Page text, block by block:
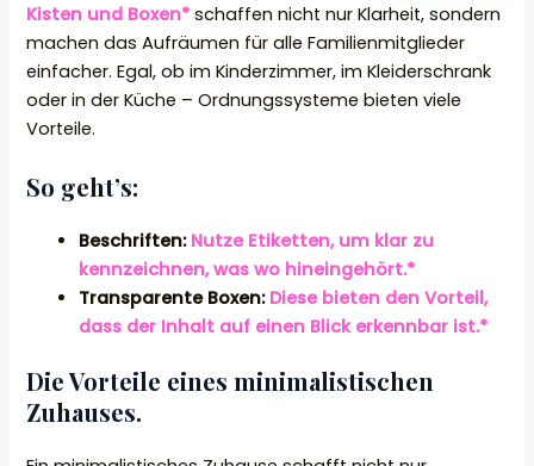
Kisten und Boxen* schaffen nicht nur Klarheit, sondern
machen das Aufräumen für alle Familienmitglieder
einfacher. Egal, ob im Kinderzimmer, im Kleiderschrank
oder in der Küche – Ordnungssysteme bieten viele
Vorteile.
So geht’s:
Beschriften: Nutze Etiketten, um klar zu
kennzeichnen, was wo hineingehört.*
Transparente Boxen: Diese bieten den Vorteil,
dass der Inhalt auf einen Blick erkennbar ist.*
Die Vorteile eines minimalistischen
Zuhauses.